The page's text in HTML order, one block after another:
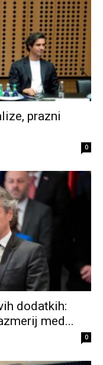
prazni
0
dodatkih:
med...
0